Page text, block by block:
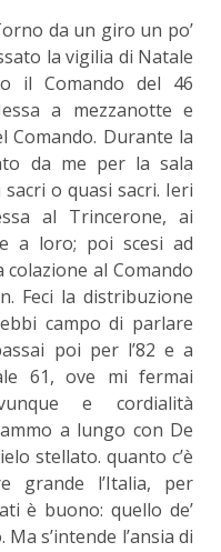
da un giro un po’
la vigilia di Natale
il Comando del 46
a mezzanotte e
Comando. Durante la
da me per la sala
o quasi sacri. Ieri
al Trincerone, ai
a loro; poi scesi ad
al Comando
Feci la distribuzione
campo di parlare
poi per l’82 e a
61, ove mi fermai
e cordialità
a lungo con De
stellato. quanto c’è
grande l’Italia, per
è buono: quello de’
s’intende l’ansia di